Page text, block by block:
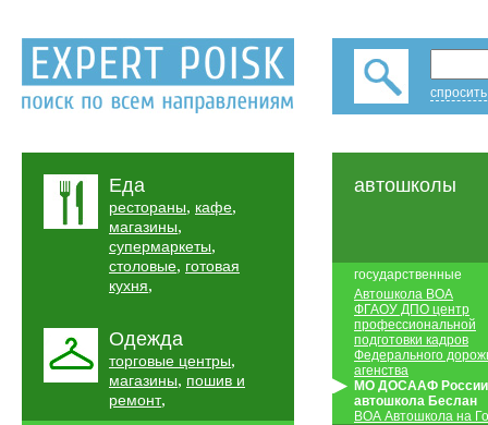
Еда
рестораны, кафе,
магазины,
супермаркеты,
столовые, готовая
кухня,
Одежда
торговые центры,
магазины, пошив и
ремонт,
автошколы
государственные
Автошкола ВОА
ФГАОУ ДПО центр
профессиональной
подготовки кадров
Федерального
агенства
МО ДОСААФ России
автошкола Беслан
ВОА Автошкола на